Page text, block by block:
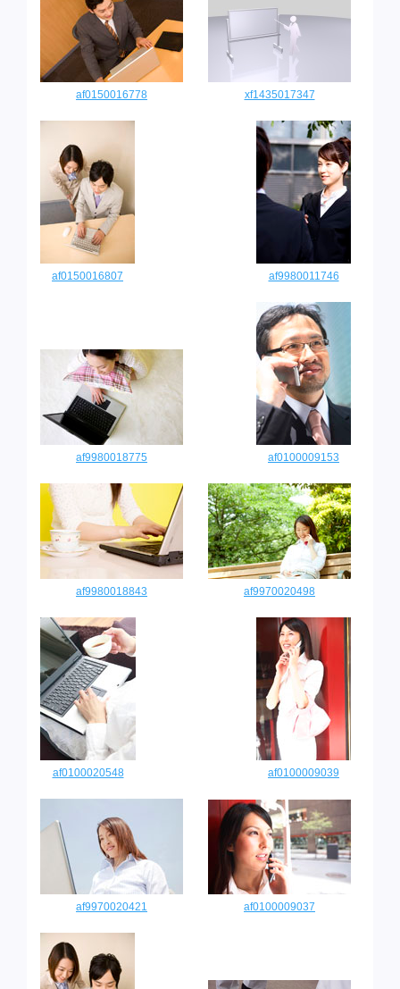
af0150016778 xf1435017347
af0150016807 af9980011746
af9980018775 af0100009153
af9980018843 af9970020498
af0100020548 af0100009039
af9970020421 af0100009037